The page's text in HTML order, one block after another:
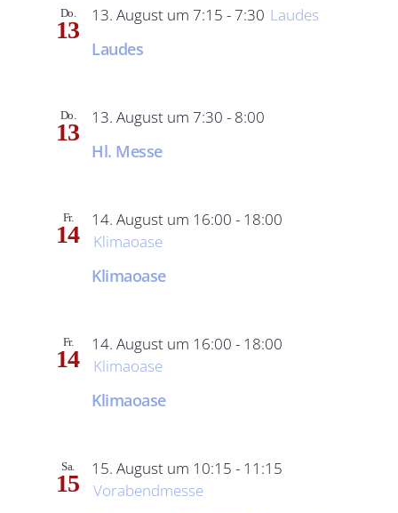
Do.
13
Laudes
13. August um 7:15 - 7:30 Laudes
Do.
13
Hl. Messe
13. August um 7:30 - 8:00
Fr.
14
Klimaoase
14. August um 16:00 - 18:00
Klimaoase
Fr.
14
Klimaoase
14. August um 16:00 - 18:00
Klimaoase
Sa.
15
15. August um 10:15 - 11:15
Vorabendmesse